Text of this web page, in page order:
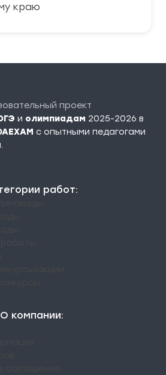
краю
проект
и олимпиадам 2025-2026 в
c опытными педагогами
работ:
О компании: